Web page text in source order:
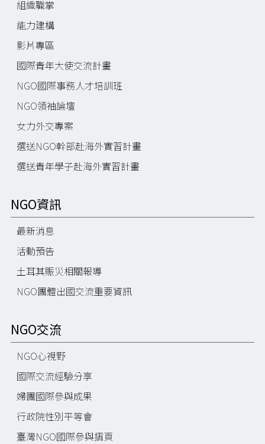
組織職掌
能力建構
影片專區
國際青年大使交流計畫
NGO國際事務人才培訓班
NGO領袖論壇
女力外交專案
選送NGO幹部赴海外實習計畫
選送青年學子赴海外實習計畫
NGO資訊
最新消息
活動預告
土耳其賑災相關報導
NGO團體出國交流重要資訊
NGO交流
NGO心視野
國際交流經驗分享
婦團國際參與成果
行政院性別平等會
臺灣NGO國際參與摺頁